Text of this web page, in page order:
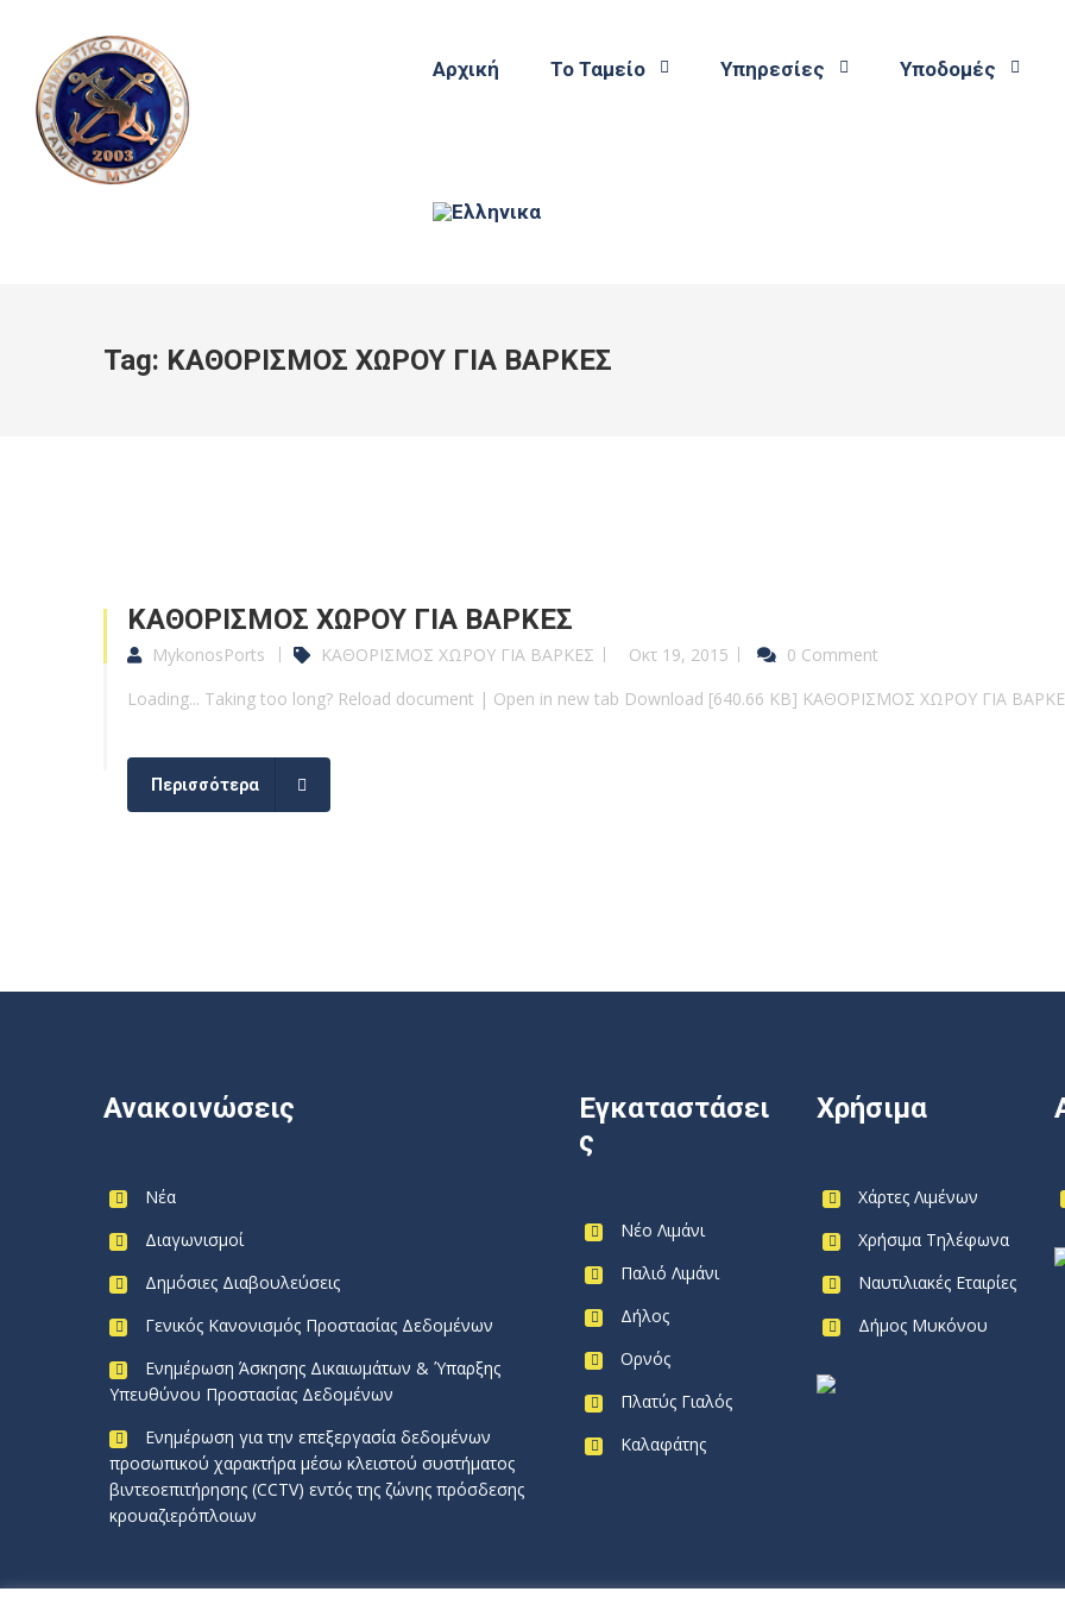
Αρχική Το Ταμείο Υπηρεσίες Υποδομές
Tag: ΚΑΘΟΡΙΣΜΟΣ ΧΩΡΟΥ ΓΙΑ ΒΑΡΚΕΣ
ΚΑΘΟΡΙΣΜΟΣ ΧΩΡΟΥ ΓΙΑ ΒΑΡΚΕΣ
MykonosPorts ΚΑΘΟΡΙΣΜΟΣ ΧΩΡΟΥ ΓΙΑ ΒΑΡΚΕΣ Οκτ 19, 2015
0 Comment
Loading... Taking too long? Reload document | Open in new tab Download [640.66 KB] ΚΑΘΟΡΙΣΜΟΣ ΧΩΡΟΥ ΓΙΑ
Περισσότερα
Ανακοινώσεις
Νέα
Διαγωνισμοί
Δημόσιες Διαβουλεύσεις
Γενικός Κανονισμός Προστασίας Δεδομένων
Ενημέρωση Άσκησης Δικαιωμάτων & Ύπαρξης
Υπευθύνου Προστασίας Δεδομένων
Ενημέρωση για την επεξεργασία δεδομένων
προσωπικού χαρακτήρα μέσω κλειστού συστήματος
βιντεοεπιτήρησης (CCTV) εντός της ζώνης πρόσδεσης
κρουαζιερόπλοιων
Εγκαταστάσει
ς
Νέο Λιμάνι
Παλιό Λιμάνι
Δήλος
Ορνός
Πλατύς Γιαλός
Καλαφάτης
Χρήσιμα
Χάρτες Λιμένων
Χρήσιμα Τηλέφωνα
Ναυτιλιακές Εταιρίες
Δήμος Μυκόνου